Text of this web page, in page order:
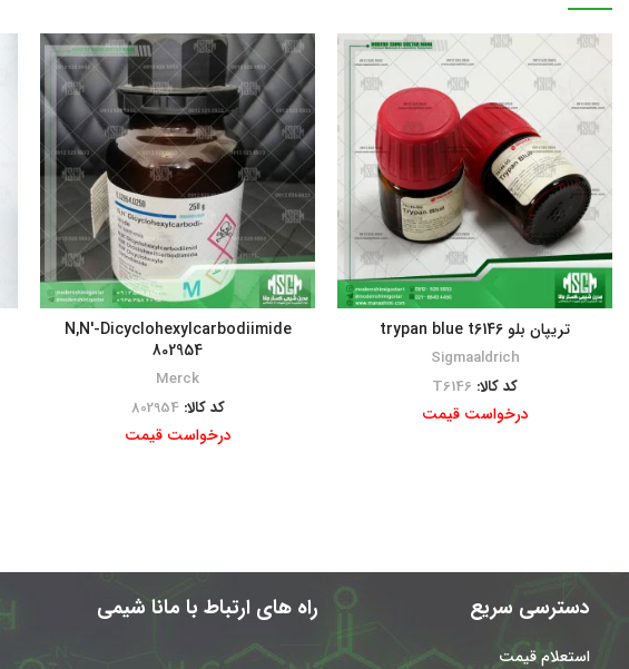
تریپان بلو trypan blue t6146
Sigmaaldrich
کد کالا: T6146
درخواست قیمت
N,N′-Dicyclohexylcarbodiimide
802954
Merck
کد کالا: 802954
درخواست قیمت
دسترسی سریع
استعلام قیمت
راه های ارتباط با مانا شیمی